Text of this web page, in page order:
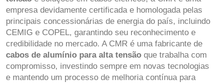
empresa devidamente certificada e homologada pelas
principais concessionárias de energia do país, incluindo
CEMIG e COPEL, garantindo seu reconhecimento e
credibilidade no mercado. A CMR é uma fabricante de
cabos de alumínio para alta tensão que trabalha com
compromisso, investindo sempre em novas tecnologias
e mantendo um processo de melhoria contínua para